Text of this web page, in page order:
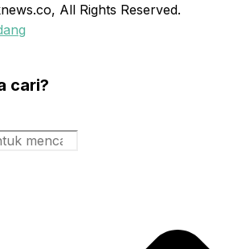
All Rights Reserved.
cari?